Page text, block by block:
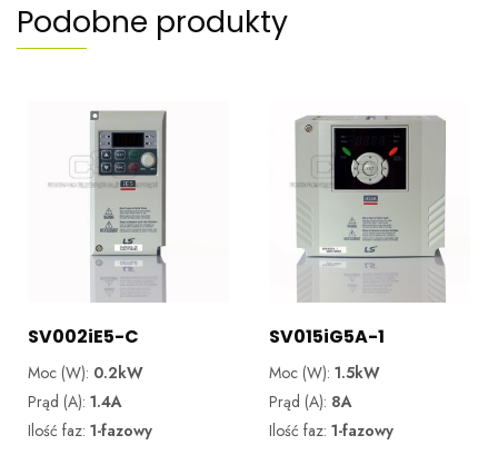
Podobne produkty
SV002iE5-C
Moc (W): 0.2kW
Prąd (A): 1.4A
Ilość faz: 1-fazowy
SV015iG5A-1
Moc (W):1.5kW
Prąd (A): 8A
Ilość faz:1-fazowy